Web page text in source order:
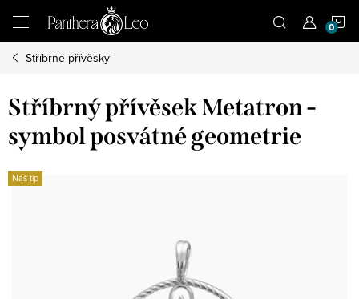
obsah
Stříbrné přívěsky
Stříbrný přívěsek Metatron -
symbol posvátné geometrie
Náš tip